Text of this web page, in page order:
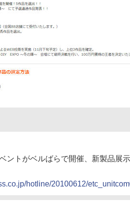
ントがベルばらで開催、新製品展
hotline/20100612/